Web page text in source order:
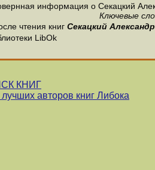
информация о Секацкий
Ключевые
чтения книг Секацкий Александр
LibOk
КНИГ
авторов книг Либока